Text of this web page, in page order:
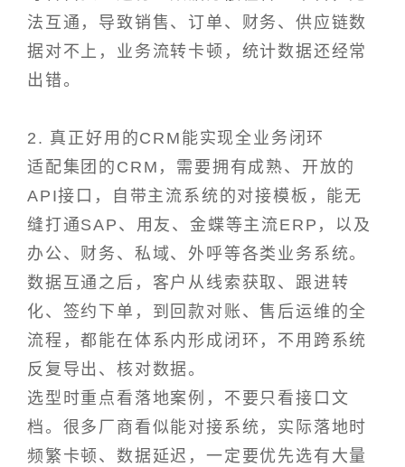
法互通，导致销售、订单、财务、供应链数
据对不上，业务流转卡顿，统计数据还经常
出错。
2. 真正好用的CRM能实现全业务闭环
适配集团的CRM，需要拥有成熟、开放的
API接口，自带主流系统的对接模板，能无
缝打通SAP、用友、金蝶等主流ERP，以及
办公、财务、私域、外呼等各类业务系统。
数据互通之后，客户从线索获取、跟进转
化、签约下单，到回款对账、售后运维的全
流程，都能在体系内形成闭环，不用跨系统
反复导出、核对数据。
选型时重点看落地案例，不要只看接口文
档。很多厂商看似能对接系统，实际落地时
频繁卡顿、数据延迟，一定要优先选有大量